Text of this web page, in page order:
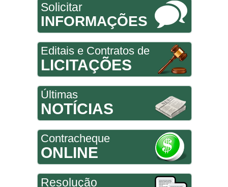
Solicitar
INFORMAÇÕES
Editais e Contratos de
LICITAÇÕES
Últimas
NOTÍCIAS
Contracheque
ONLINE
Resolução